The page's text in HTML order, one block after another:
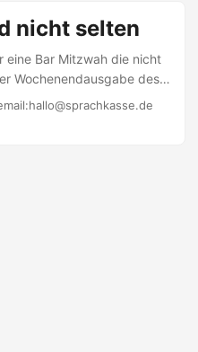
nicht selten
eine Bar Mitzwah die nicht
Wochenendausgabe des
Kurz: Junge aus
sich für das